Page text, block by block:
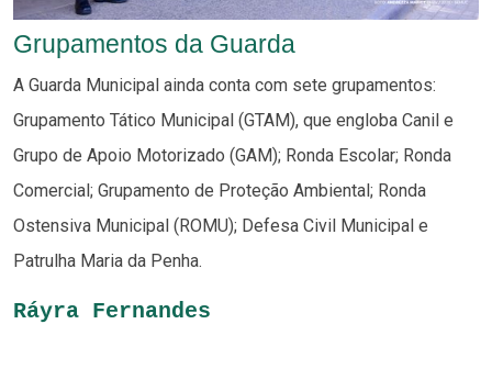
Grupamentos da Guarda
A Guarda Municipal ainda conta com sete grupamentos:
Grupamento Tático Municipal (GTAM), que engloba Canil e
Grupo de Apoio Motorizado (GAM); Ronda Escolar; Ronda
Comercial; Grupamento de Proteção Ambiental; Ronda
Ostensiva Municipal (ROMU); Defesa Civil Municipal e
Patrulha Maria da Penha.
Ráyra Fernandes